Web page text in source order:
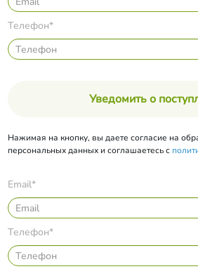
Телефон*
Уведомить о
Нажимая на кнопку, вы даете согласие на
персональных данных и соглашаетесь с
Email*
Телефон*